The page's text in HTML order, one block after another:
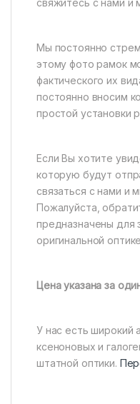
свяжитесь с нами
Мы постоянно
этому фото рамок
фактического их
постоянно вносим
простой установки
Если Вы хотите
которую будут
связаться с нами и
Пожалуйста,
предназначены для
оригинальной
Цена указана за
У нас есть широкий
ксеноновых и
штатной оптики.